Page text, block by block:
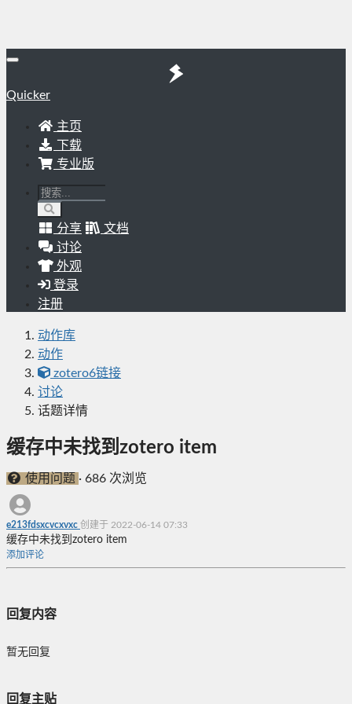
Quicker
主页
下载
专业版
分享
文档
讨论
外观
登录
注册
动作库
动作
zotero6链接
讨论
话题详情
缓存中未找到zotero item
使用问题 · 686 次浏览
e213fdsxcvcxvxc 创建于 2022-06-14 07:33
缓存中未找到zotero item
添加评论
回复内容
暂无回复
回复主贴